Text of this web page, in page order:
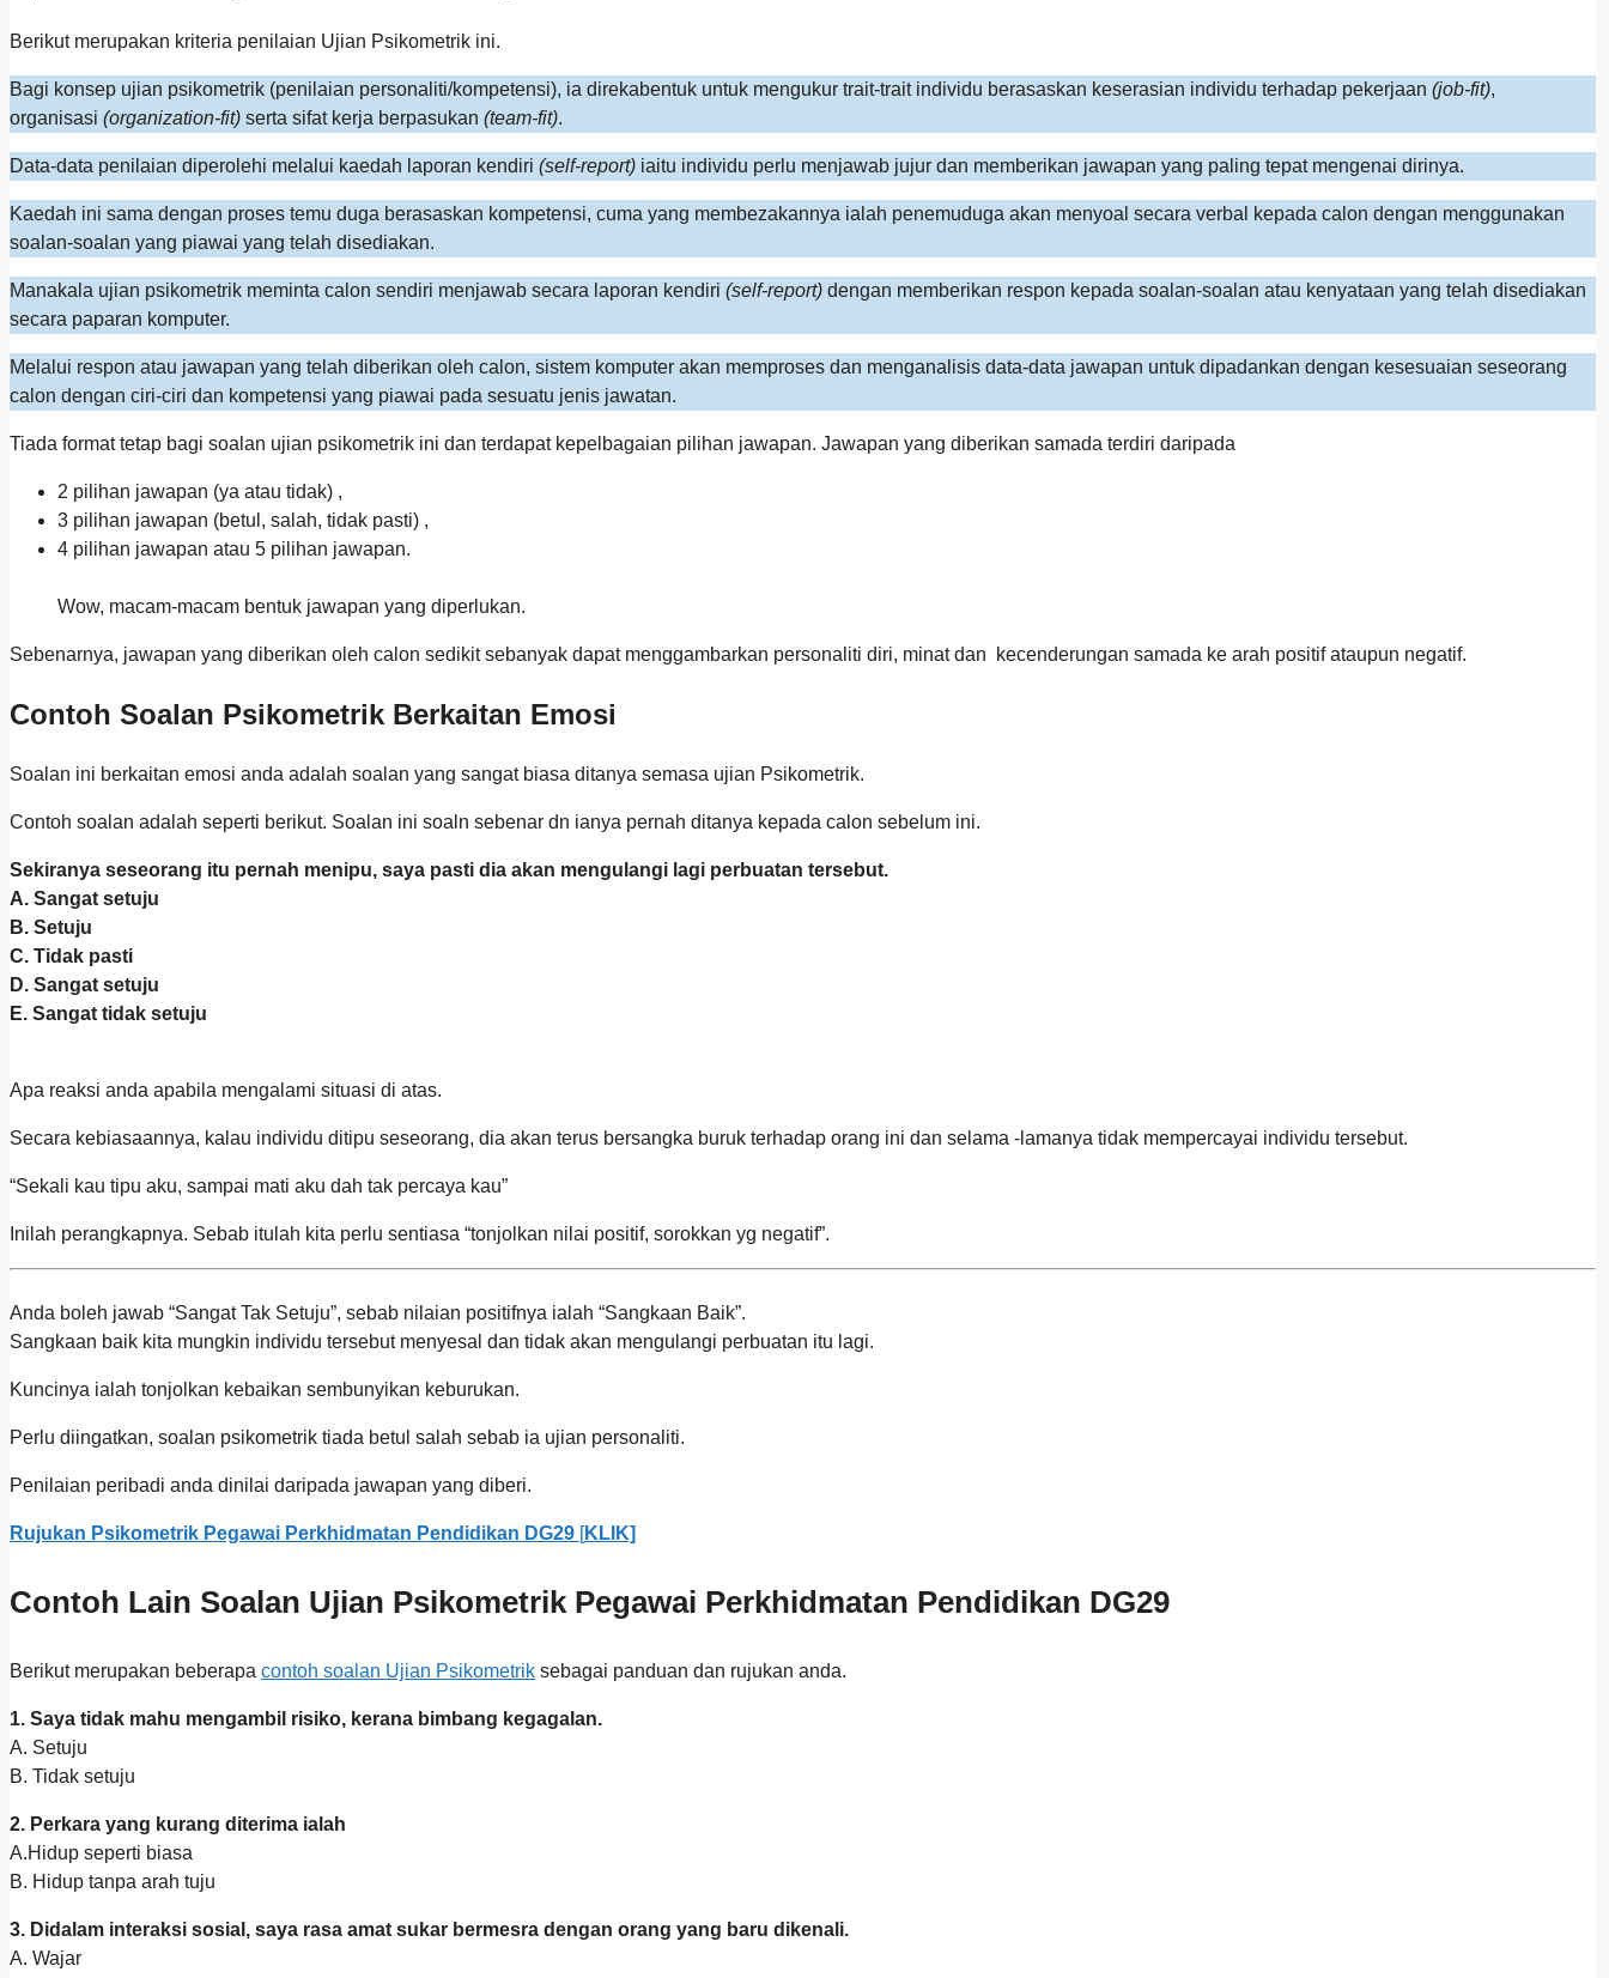
Berikut merupakan kriteria penilaian Ujian Psikometrik ini.
Bagi konsep ujian psikometrik (penilaian personaliti/kompetensi), ia direkabentuk untuk mengukur trait-trait individu berasaskan keserasian individu terhadap pekerjaan (job-fit),
organisasi (organization-fit) serta sifat kerja berpasukan (team-fit).
Data-data penilaian diperolehi melalui kaedah laporan kendiri (self-report) iaitu individu perlu menjawab jujur dan memberikan jawapan yang paling tepat mengenai dirinya.
Kaedah ini sama dengan proses temu duga berasaskan kompetensi, cuma yang membezakannya ialah penemuduga akan menyoal secara verbal kepada calon dengan menggunakan
soalan-soalan yang piawai yang telah disediakan.
Manakala ujian psikometrik meminta calon sendiri menjawab secara laporan kendiri (self-report) dengan memberikan respon kepada soalan-soalan atau kenyataan yang telah disediakan
secara paparan komputer.
Melalui respon atau jawapan yang telah diberikan oleh calon, sistem komputer akan memproses dan menganalisis data-data jawapan untuk dipadankan dengan kesesuaian seseorang
calon dengan ciri-ciri dan kompetensi yang piawai pada sesuatu jenis jawatan.
Tiada format tetap bagi soalan ujian psikometrik ini dan terdapat kepelbagaian pilihan jawapan. Jawapan yang diberikan samada terdiri daripada
2 pilihan jawapan (ya atau tidak) ,
3 pilihan jawapan (betul, salah, tidak pasti) ,
4 pilihan jawapan atau 5 pilihan jawapan.
Wow, macam-macam bentuk jawapan yang diperlukan.
Sebenarnya, jawapan yang diberikan oleh calon sedikit sebanyak dapat menggambarkan personaliti diri, minat dan kecenderungan samada ke arah positif ataupun negatif.
Contoh Soalan Psikometrik Berkaitan Emosi
Soalan ini berkaitan emosi anda adalah soalan yang sangat biasa ditanya semasa ujian Psikometrik.
Contoh soalan adalah seperti berikut. Soalan ini soaln sebenar dn ianya pernah ditanya kepada calon sebelum ini.
Sekiranya seseorang itu pernah menipu, saya pasti dia akan mengulangi lagi perbuatan tersebut.
A. Sangat setuju
B. Setuju
C. Tidak pasti
D. Sangat setuju
E. Sangat tidak setuju
Apa reaksi anda apabila mengalami situasi di atas.
Secara kebiasaannya, kalau individu ditipu seseorang, dia akan terus bersangka buruk terhadap orang ini dan selama -lamanya tidak mempercayai individu tersebut.
“Sekali kau tipu aku, sampai mati aku dah tak percaya kau”
Inilah perangkapnya. Sebab itulah kita perlu sentiasa “tonjolkan nilai positif, sorokkan yg negatif”.
Anda boleh jawab “Sangat Tak Setuju”, sebab nilaian positifnya ialah “Sangkaan Baik”.
Sangkaan baik kita mungkin individu tersebut menyesal dan tidak akan mengulangi perbuatan itu lagi.
Kuncinya ialah tonjolkan kebaikan sembunyikan keburukan.
Perlu diingatkan, soalan psikometrik tiada betul salah sebab ia ujian personaliti.
Penilaian peribadi anda dinilai daripada jawapan yang diberi.
Rujukan Psikometrik Pegawai Perkhidmatan Pendidikan DG29 [KLIK]
Contoh Lain Soalan Ujian Psikometrik Pegawai Perkhidmatan Pendidikan DG29
Berikut merupakan beberapa contoh soalan Ujian Psikometrik sebagai panduan dan rujukan anda.
1. Saya tidak mahu mengambil risiko, kerana bimbang kegagalan.
A. Setuju
B. Tidak setuju
2. Perkara yang kurang diterima ialah
A.Hidup seperti biasa
B. Hidup tanpa arah tuju
3. Didalam interaksi sosial, saya rasa amat sukar bermesra dengan orang yang baru dikenali.
A. Wajar